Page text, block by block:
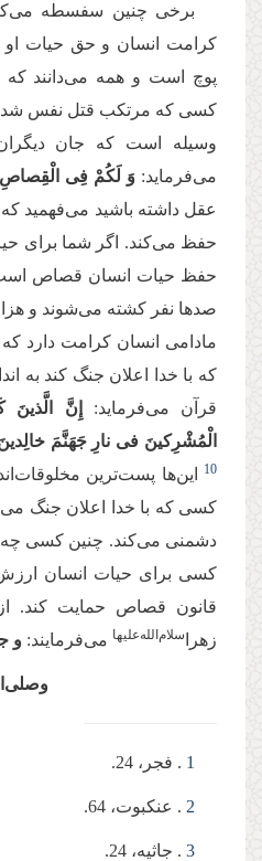
برخی چنین سفسطه
کرامت انسان و حق حیات او
پوچ است و همه می‌دانند که
کسی که مرتکب قتل نفس شده
وسیله است که جان
می‌فرماید:‌وَ لَكُمْ فِی الْقِصاصِ
عقل داشته باشید می‌فهمید
حفظ می‌کند. اگر شما برای
حفظ حیات انسان قصاص است.
صدها نفر کشته می‌شوند و
مادامی انسان کرامت دارد
که با خدا اعلان جنگ کند به
قرآن می‌فرماید:
إِنَّ الَّذینَ
الْمُشْرِكینَ فی‏ نارِ جَهَنَّمَ
10
این‌ها پست‌ترین
کسی که با خدا اعلان جنگ
دشمنی می‌کند. چنین کسی چه
کسی برای حیات انسان ارزش
قانون قصاص حمایت
زهرا
سلام‌الله‌علیها می‌فرمایند: و
1 . فجر، 24.
2 . عنکبوت، 64.
3 . جاثیه، 24.